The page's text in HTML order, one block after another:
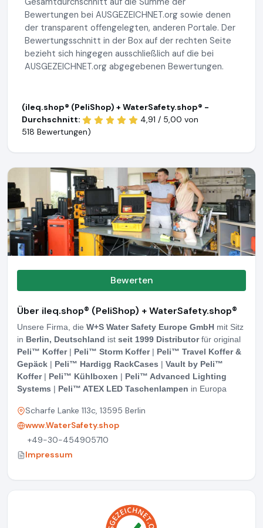
Bewertungen bei AUSGEZEICHNET.org sowie denen
der transparent offengelegten, anderen Portale. Der
Bewertungsschnitt in der Box auf der rechten Seite
bezieht sich hingegen ausschließlich auf die bei
AUSGEZEICHNET.org abgegebenen Bewertungen.
(ileq.shop® (PeliShop) + WaterSafety.shop® -
Durchschnitt:
4,91 / 5,00 von
518 Bewertungen)
Bewerten
Über ileq.shop® (PeliShop) + WaterSafety.shop®
Unsere Firma, die W+S Water Safety Europe GmbH mit Sitz
in Berlin, Deutschland ist seit 1999 Distributorfür original
Peli™ Koffer| Peli™ Storm Koffer| Peli™ Travel Koffer &
Gepäck | Peli™ Hardigg RackCases | Vault by Peli™
Koffer| Peli™ Kühlboxen | Peli™ Advanced Lighting
Systems | Peli™ ATEX LED Taschenlampen in Europa
Scharfe Lanke 113c, 13595 Berlin
www.WaterSafety.shop
+49-30-454905710
Impressum